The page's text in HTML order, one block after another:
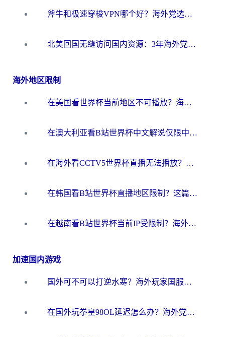
斧牛和极速穿梭VPN哪个好？海外党选回国加速器必看的真实对比与避坑指南
北美回国无缝访问国内资源：3年海外党亲测的加速器选择指南
海外地区限制
在美国看世界杯当前地区不可播放？海外党体育观赛终极指南来了！
在澳大利亚看B站世界杯中文解说仅限中国大陆？这篇指南帮你打破限制看遍赛事
在海外看CCTV5世界杯直播无法播放？这篇指南让你和国内球迷同步呐喊
在韩国看B站世界杯直播地区限制？这篇指南让你告别“当前地区不可播放”
在越南看B站世界杯当前IP受限制？海外党体育观赛终极指南来了
加速国内游戏
国外可不可以打逆水寒？海外玩家国服畅玩终极指南（附漫威荒野乱斗加速方案）
在国外玩拳皇98OL延迟怎么办？海外党亲测有效的低延迟指南